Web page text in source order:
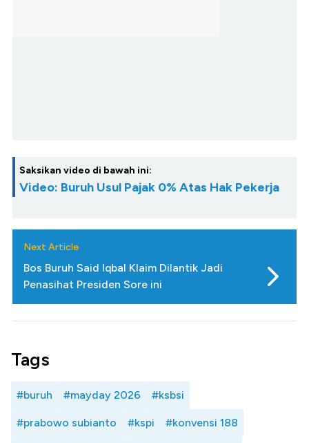
Saksikan video di bawah ini:
Video: Buruh Usul Pajak 0% Atas Hak Pekerja
Next Article
Bos Buruh Said Iqbal Klaim Dilantik Jadi
Penasihat Presiden Sore ini
Tags
#buruh #mayday 2026 #ksbsi
#prabowo subianto #kspi #konvensi 188